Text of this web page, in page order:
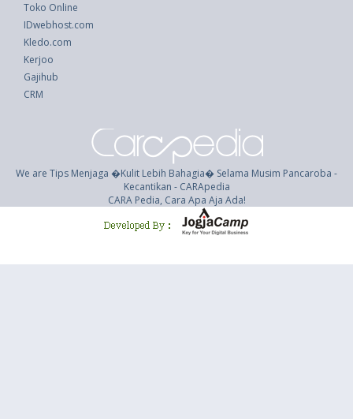
Toko Online
IDwebhost.com
Kledo.com
Kerjoo
Gajihub
CRM
We are Tips Menjaga �Kulit Lebih Bahagia� Selama Musim Pancaroba -
Kecantikan - CARApedia
CARA Pedia, Cara Apa Aja Ada!